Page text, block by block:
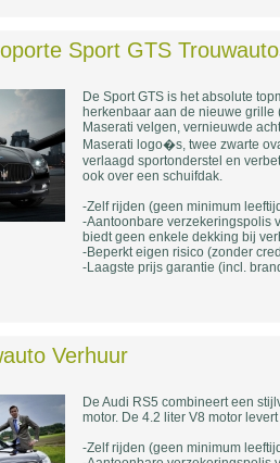
Sport GTS
De Sport GTS is het absolute
herkenbaar aan de nieuwe
Maserati velgen, vernieuwde
Maserati logo�s, twee zwarte
verlaagd sportonderstel en
ook over een schuifdak.
-Zelf rijden (geen minimum
-Aantoonbare verzekeringspolis
biedt geen enkele dekking bij
-Beperkt eigen risico (zonder
-Laagste prijs garantie (incl.
Verhuur
De Audi RS5 combineert een
motor. De 4.2 liter V8 motor
-Zelf rijden (geen minimum